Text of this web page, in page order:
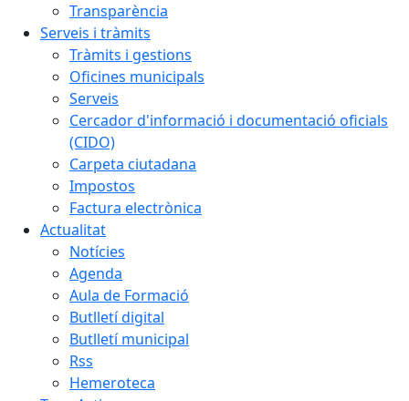
Transparència
Serveis i tràmits
Tràmits i gestions
Oficines municipals
Serveis
Cercador d'informació i documentació oficials
(CIDO)
Carpeta ciutadana
Impostos
Factura electrònica
Actualitat
Notícies
Agenda
Aula de Formació
Butlletí digital
Butlletí municipal
Rss
Hemeroteca